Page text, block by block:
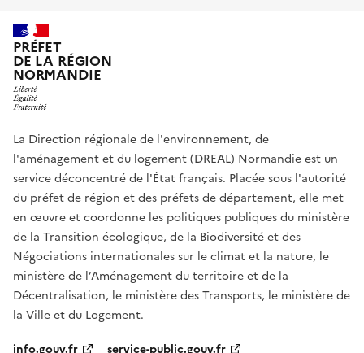
PRÉFET
DE LA RÉGION
NORMANDIE
La Direction régionale de l'environnement, de
l'aménagement et du logement (DREAL) Normandie est un
service déconcentré de l'État français. Placée sous l'autorité
du préfet de région et des préfets de département, elle met
en œuvre et coordonne les politiques publiques du ministère
de la Transition écologique, de la Biodiversité et des
Négociations internationales sur le climat et la nature, le
ministère de l’Aménagement du territoire et de la
Décentralisation, le ministère des Transports, le ministère de
la Ville et du Logement.
info.gouv.fr
service-public.gouv.fr